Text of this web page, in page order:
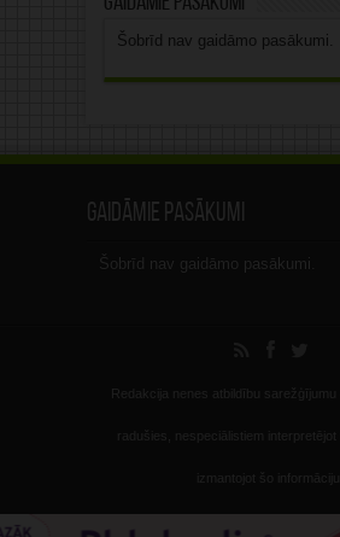
Šobrīd nav gaidāmo pasākumi.
Gaidāmie pasākumi
Šobrīd nav gaidāmo pasākumi.
Redakcija nenes atbildību sarežģījumu